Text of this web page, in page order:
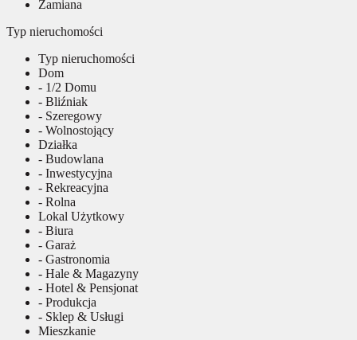
Zamiana
Typ nieruchomości
Typ nieruchomości
Dom
- 1/2 Domu
- Bliźniak
- Szeregowy
- Wolnostojący
Działka
- Budowlana
- Inwestycyjna
- Rekreacyjna
- Rolna
Lokal Użytkowy
- Biura
- Garaż
- Gastronomia
- Hale & Magazyny
- Hotel & Pensjonat
- Produkcja
- Sklep & Usługi
Mieszkanie